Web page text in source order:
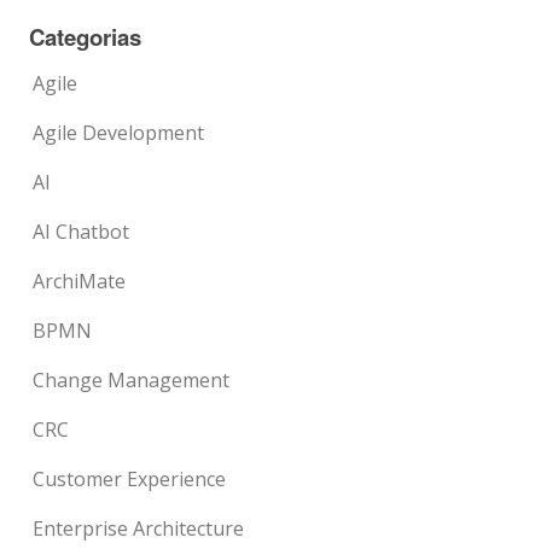
Categorias
Agile
Agile Development
AI
AI Chatbot
ArchiMate
BPMN
Change Management
CRC
Customer Experience
Enterprise Architecture